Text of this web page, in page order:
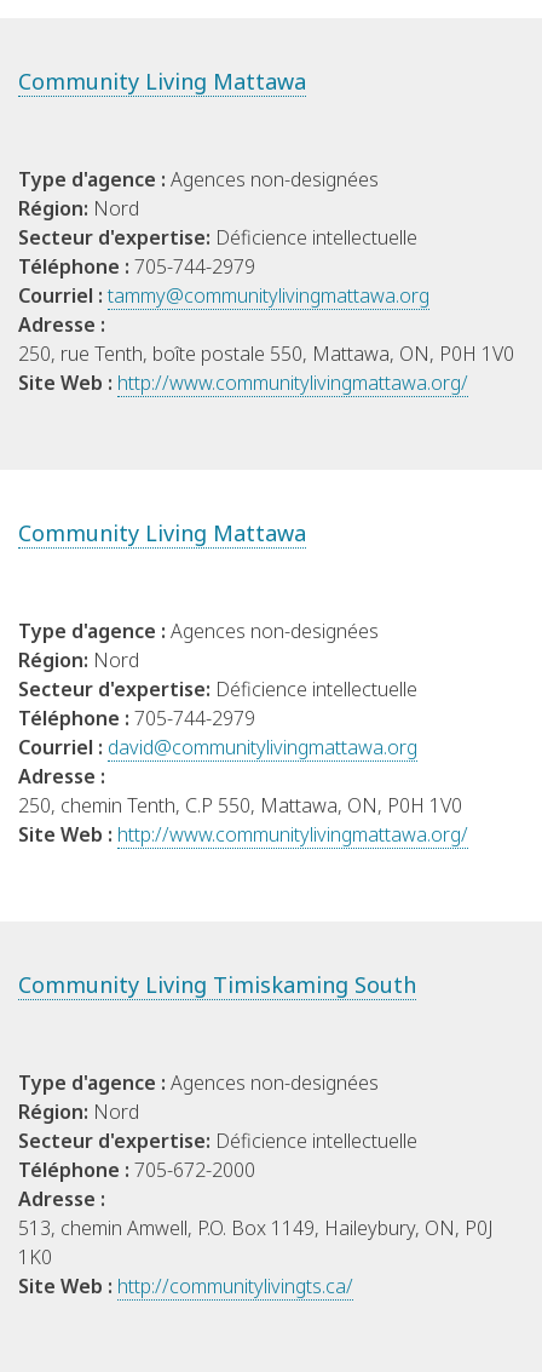
Community Living Mattawa
Type d'agence : Agences non-designées
Région: Nord
Secteur d'expertise: Déficience intellectuelle
Téléphone : 705-744-2979
Courriel :tammy@communitylivingmattawa.org
Adresse :
250, rue Tenth, boîte postale 550, Mattawa, ON, P0H 1V0
Site Web : http://www.communitylivingmattawa.org/
Community Living Mattawa
Type d'agence : Agences non-designées
Région: Nord
Secteur d'expertise: Déficience intellectuelle
Téléphone : 705-744-2979
Courriel : david@communitylivingmattawa.org
Adresse :
250, chemin Tenth, C.P 550, Mattawa, ON, P0H 1V0
Site Web : http://www.communitylivingmattawa.org/
Community Living Timiskaming South
Type d'agence : Agences non-designées
Région: Nord
Secteur d'expertise: Déficience intellectuelle
Téléphone : 705-672-2000
Adresse :
513, chemin Amwell, P.O. Box 1149, Haileybury, ON, P0J
1K0
Site Web : http://communitylivingts.ca/